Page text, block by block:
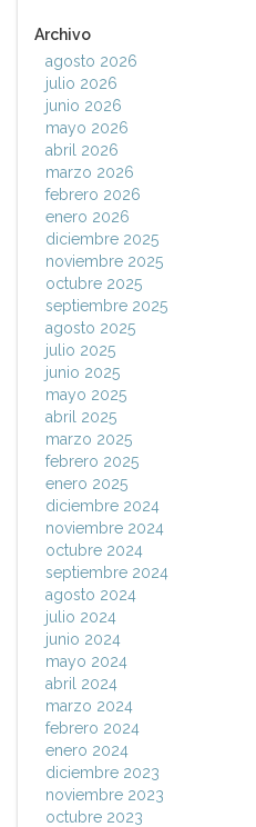
Archivo
agosto 2026
julio 2026
junio 2026
mayo 2026
abril 2026
marzo 2026
febrero 2026
enero 2026
diciembre 2025
noviembre 2025
octubre 2025
septiembre 2025
agosto 2025
julio 2025
junio 2025
mayo 2025
abril 2025
marzo 2025
febrero 2025
enero 2025
diciembre 2024
noviembre 2024
octubre 2024
septiembre 2024
agosto 2024
julio 2024
junio 2024
mayo 2024
abril 2024
marzo 2024
febrero 2024
enero 2024
diciembre 2023
noviembre 2023
octubre 2023